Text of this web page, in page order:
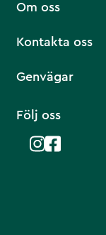
Om oss
Kontakta oss
Genvägar
Följ oss